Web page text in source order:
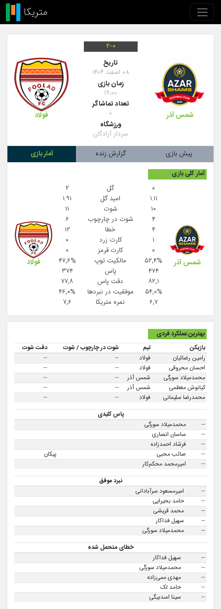
شمس آذر
۲-۰
تاريخ
۰۸ اسفند ۱۴۰۴
زمان بازی
۱۹:۰۰
تعداد تماشاگر
۰
ورزشگاه
سردار آزادگان
فولاد
پیش بازی گزارش زنده آمار بازی
آمار کلی بازی
شمس آذر
۰
۱.۱۱
۱۰
۴
۴
۱
۰
۵۲,۴%
۴۷۴
۸۲,۱
۵۴,۰%
۶,۷
گل
امید گل
شوت
شوت در چارچوب
خطا
کارت زرد
کارت قرمز
مالکیت توپ
پاس
دقت پاس
موفقيت در نبردها
نمره متریکا
۲
۱.۹۱
۱۱
۶
۱۲
۰
۰
۴۷,۶%
۳۷۴
۷۷,۸
۴۶,۰%
۷,۶
فولاد
بهترین عملکرد فردی
بازیکن تیم شوت در چارچوب / شوت
دقت شوت
رامین رضائیان
فولاد --
--
احسان محروقی
فولاد --
--
محمدمیلاد سورگی
شمس آذر --
--
کیانوش معظمی
شمس آذر --
--
محمدرضا سلیمانی
فولاد --
--
پاس کلیدی
--
محمدمیلاد سورگی
--
ساسان انصاری
--
فرشاد احمدزاده
--
صائب محبی
پیکان
--
امیرمحمد محکم‌کار
نبرد موفق
--
امیرمسعود سرآبادانی
--
حامد بحیرایی
--
محمد قریشی
--
سهیل فداکار
--
محمدمیلاد سورگی
خطای متحمل شده
--
سهیل فداکار
--
محمدمیلاد سورگی
--
مهدی ممی‌زاده
--
حامد لک
--
سینا اسدبیگی